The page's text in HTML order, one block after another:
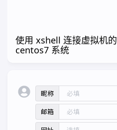
使用 xshell 连接虚拟机的
centos7 系统
昵称
邮箱